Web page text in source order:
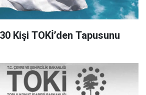
Kişi TOKİ’den Tapusunu